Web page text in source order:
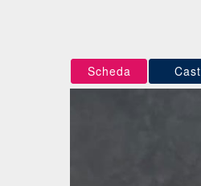
Scheda Cast